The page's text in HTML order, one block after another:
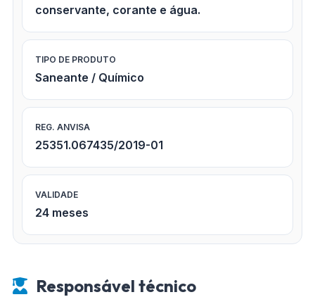
conservante, corante e água.
TIPO DE PRODUTO
Saneante / Químico
REG. ANVISA
25351.067435/2019-01
VALIDADE
24 meses
Responsável técnico